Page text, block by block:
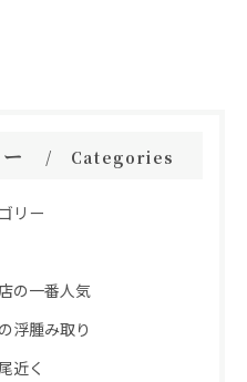
Categories
リー
の一番人気
浮腫み取り
近く